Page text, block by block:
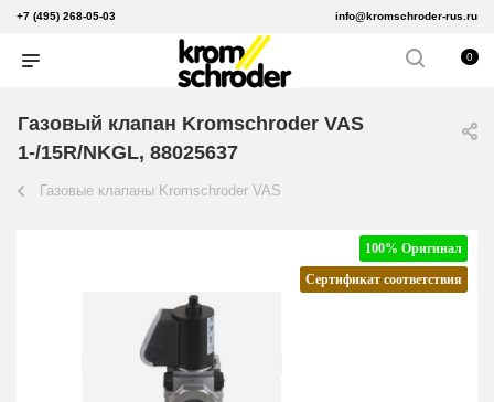
+7 (495) 268-05-03 info@kromschroder-rus.ru
0
Газовый клапан Kromschroder VAS
1-/15R/NKGL, 88025637
Газовые клапаны Kromschroder VAS
100% Оригинал
Сертификат соответствия